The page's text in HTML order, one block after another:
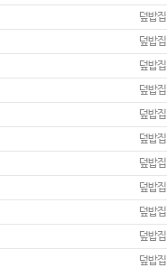
덮밥집
덮밥집
덮밥집
덮밥집
덮밥집
덮밥집
덮밥집
덮밥집
덮밥집
덮밥집
덮밥집